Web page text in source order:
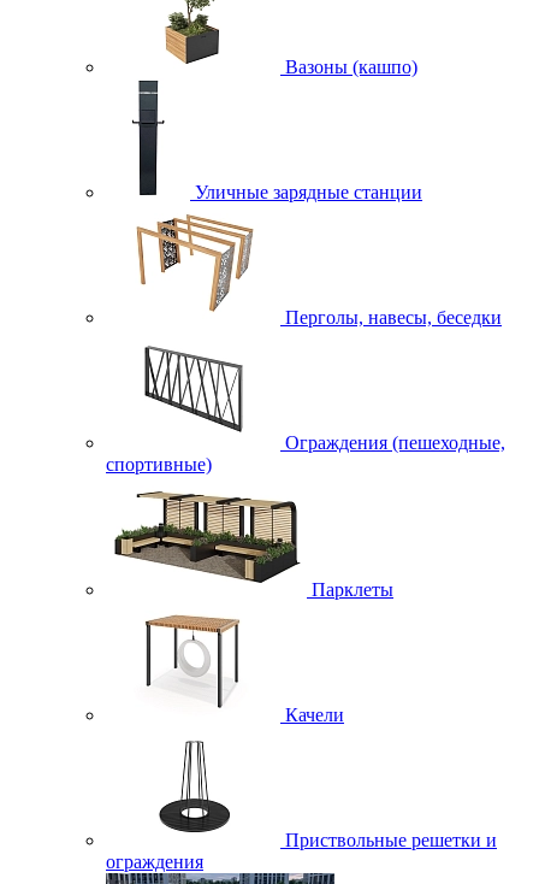
Вазоны (кашпо)
Уличные зарядные станции
Перголы, навесы, беседки
Ограждения (пешеходные,
спортивные)
Парклеты
Качели
Приствольные решетки и
ограждения